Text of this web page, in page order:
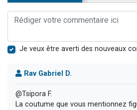
Je veux être averti des nouveaux
Rav Gabriel D.
@Tsipora F.
La coutume que vous mentionnez